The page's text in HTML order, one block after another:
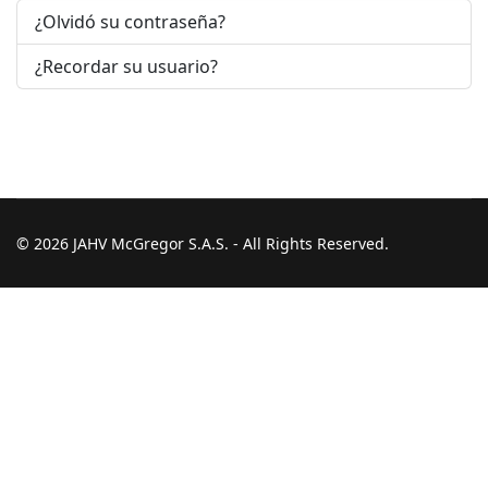
¿Olvidó su contraseña?
¿Recordar su usuario?
© 2026 JAHV McGregor S.A.S. - All Rights Reserved.